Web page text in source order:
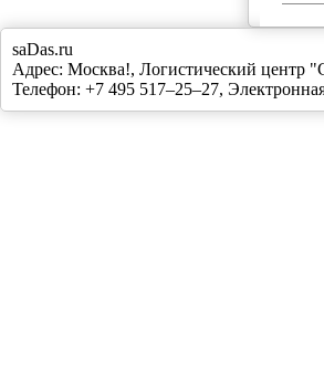
saDas.ru
Адрес: Москва!, Логистический
Телефон: +7 495 517–25–27,